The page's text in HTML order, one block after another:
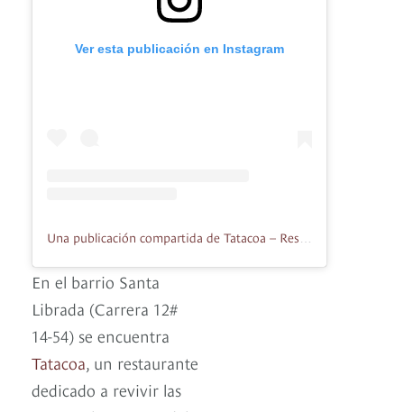
Ver esta publicación en Instagram
En el barrio Santa
Librada (Carrera 12#
14-54) se encuentra
Tatacoa , un restaurante
dedicado a revivir las